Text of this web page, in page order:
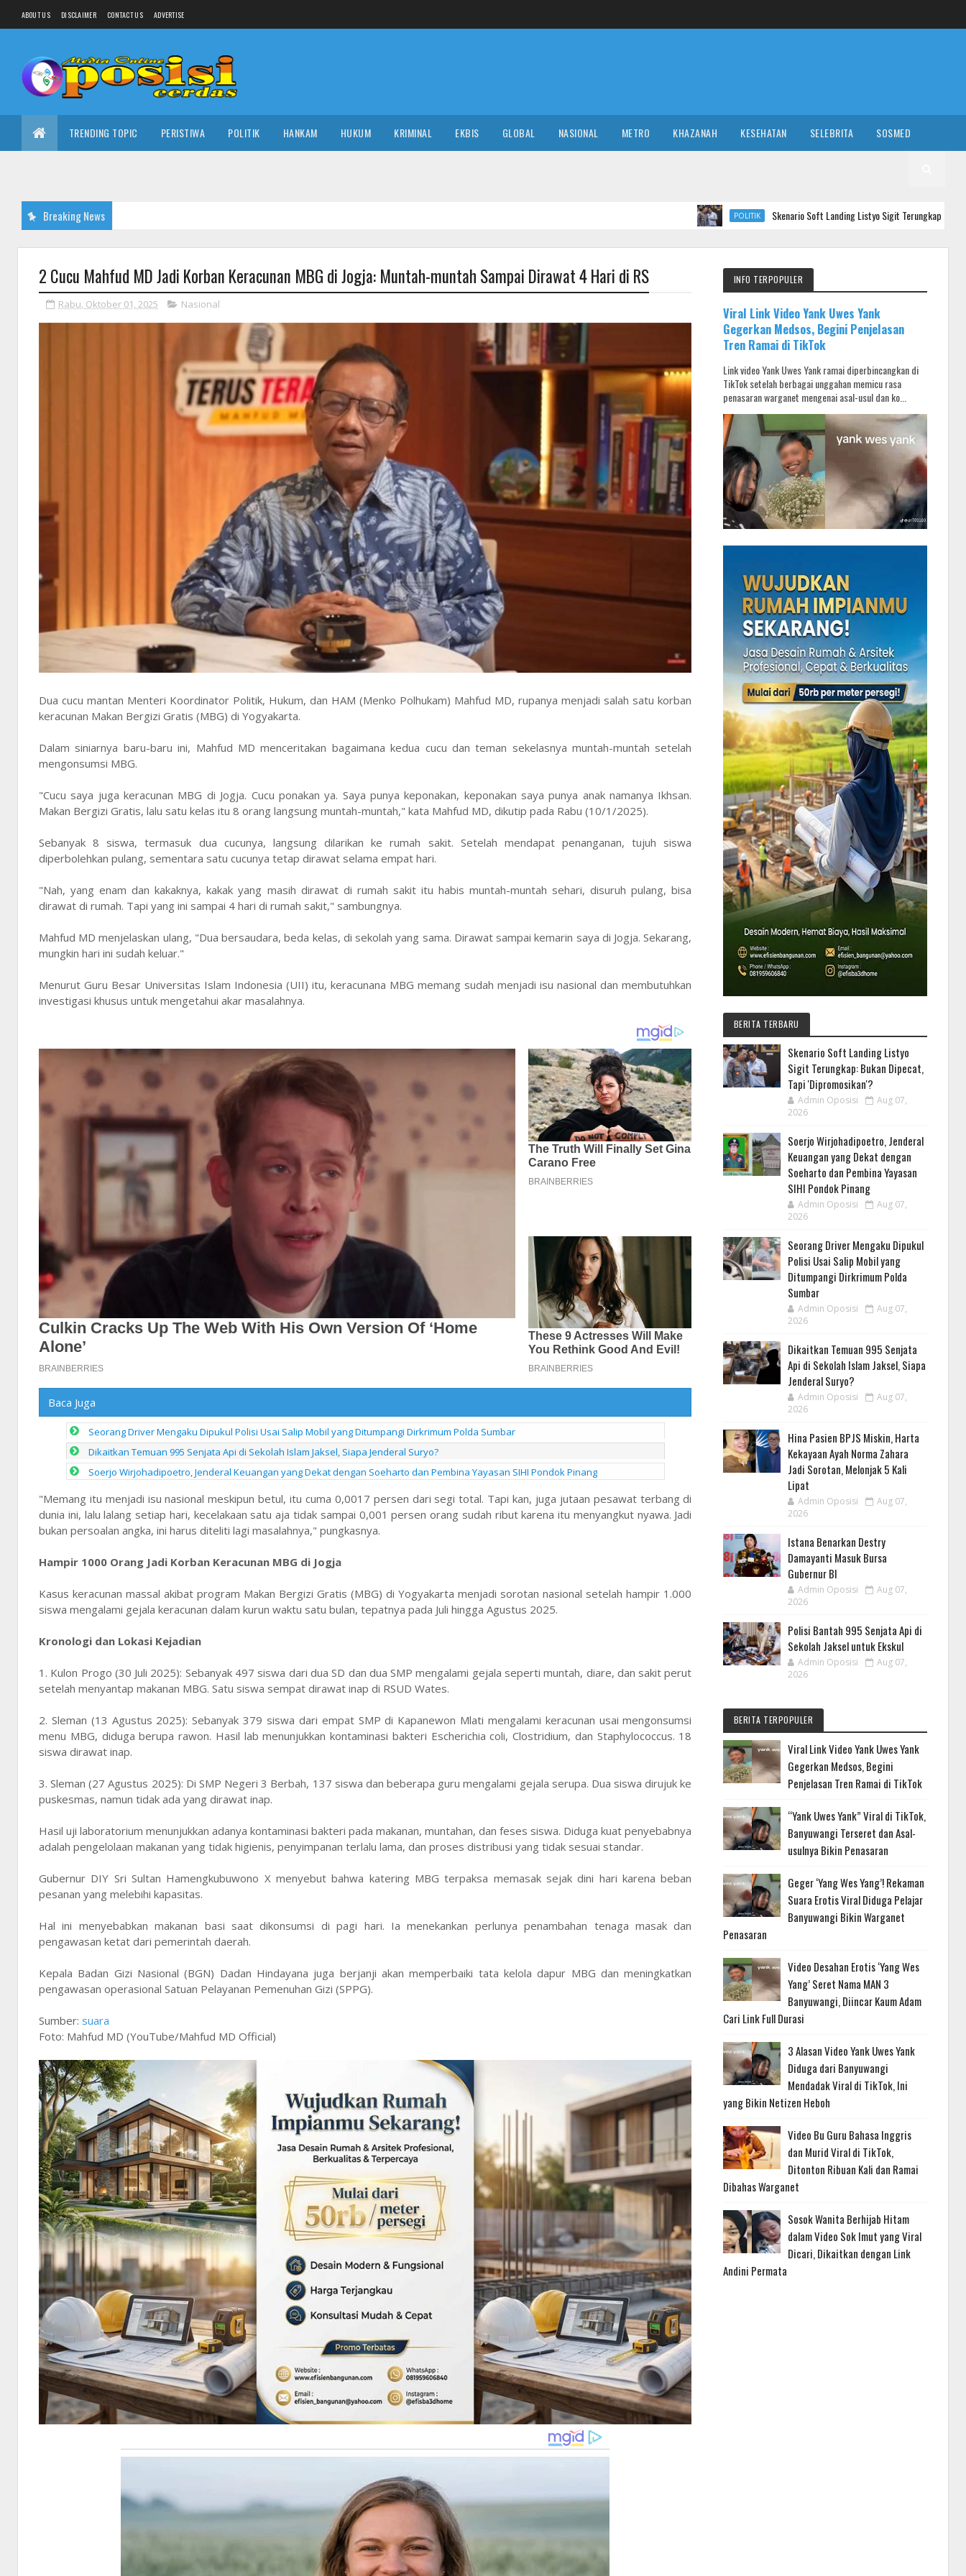
ABOUT US DISCLAIMER CONTACT US ADVERTISE
TRENDING TOPIC PERISTIWA POLITIK HANKAM HUKUM KRIMINAL EKBIS GLOBAL NASIONAL METRO KHAZANAH KESEHATAN SELEBRITA SOSMED
Breaking News POLITIK Skenario Soft Landing Listyo Sigit Terungkap: Bukan Dipecat,
2 Cucu Mahfud MD Jadi Korban Keracunan MBG di Jogja: Muntah-muntah Sampai Dirawat 4 Hari di RS
Rabu, Oktober 01, 2025 Nasional
Dua cucu mantan Menteri Koordinator Politik, Hukum, dan HAM (Menko Polhukam) Mahfud MD, rupanya menjadi salah satu korban
keracunan Makan Bergizi Gratis (MBG) di Yogyakarta.
Dalam siniarnya baru-baru ini, Mahfud MD menceritakan bagaimana kedua cucu dan teman sekelasnya muntah-muntah setelah
mengonsumsi MBG.
"Cucu saya juga keracunan MBG di Jogja. Cucu ponakan ya. Saya punya keponakan, keponakan saya punya anak namanya Ikhsan.
Makan Bergizi Gratis, lalu satu kelas itu 8 orang langsung muntah-muntah," kata Mahfud MD, dikutip pada Rabu (10/1/2025).
Sebanyak 8 siswa, termasuk dua cucunya, langsung dilarikan ke rumah sakit. Setelah mendapat penanganan, tujuh siswa
diperbolehkan pulang, sementara satu cucunya tetap dirawat selama empat hari.
"Nah, yang enam dan kakaknya, kakak yang masih dirawat di rumah sakit itu habis muntah-muntah sehari, disuruh pulang, bisa
dirawat di rumah. Tapi yang ini sampai 4 hari di rumah sakit," sambungnya.
Mahfud MD menjelaskan ulang, "Dua bersaudara, beda kelas, di sekolah yang sama. Dirawat sampai kemarin saya di Jogja. Sekarang,
mungkin hari ini sudah keluar."
Menurut Guru Besar Universitas Islam Indonesia (UII) itu, keracunana MBG memang sudah menjadi isu nasional dan membutuhkan
investigasi khusus untuk mengetahui akar masalahnya.
Baca Juga
Seorang Driver Mengaku Dipukul Polisi Usai Salip Mobil yang Ditumpangi Dirkrimum Polda Sumbar
Dikaitkan Temuan 995 Senjata Api di Sekolah Islam Jaksel, Siapa Jenderal Suryo?
Soerjo Wirjohadipoetro, Jenderal Keuangan yang Dekat dengan Soeharto dan Pembina Yayasan SIHI Pondok Pinang
"Memang itu menjadi isu nasional meskipun betul, itu cuma 0,0017 persen dari segi total. Tapi kan, juga jutaan pesawat terbang di
dunia ini, lalu lalang setiap hari, kecelakaan satu aja tidak sampai 0,001 persen orang sudah ribut karena itu menyangkut nyawa. Jadi
bukan persoalan angka, ini harus diteliti lagi masalahnya," pungkasnya.
Hampir 1000 Orang Jadi Korban Keracunan MBG di Jogja
Kasus keracunan massal akibat program Makan Bergizi Gratis (MBG) di Yogyakarta menjadi sorotan nasional setelah hampir 1.000
siswa mengalami gejala keracunan dalam kurun waktu satu bulan, tepatnya pada Juli hingga Agustus 2025.
Kronologi dan Lokasi Kejadian
1. Kulon Progo (30 Juli 2025): Sebanyak 497 siswa dari dua SD dan dua SMP mengalami gejala seperti muntah, diare, dan sakit perut
setelah menyantap makanan MBG. Satu siswa sempat dirawat inap di RSUD Wates.
2. Sleman (13 Agustus 2025): Sebanyak 379 siswa dari empat SMP di Kapanewon Mlati mengalami keracunan usai mengonsumsi
menu MBG, diduga berupa rawon. Hasil lab menunjukkan kontaminasi bakteri Escherichia coli, Clostridium, dan Staphylococcus. 18
siswa dirawat inap.
3. Sleman (27 Agustus 2025): Di SMP Negeri 3 Berbah, 137 siswa dan beberapa guru mengalami gejala serupa. Dua siswa dirujuk ke
puskesmas, namun tidak ada yang dirawat inap.
Hasil uji laboratorium menunjukkan adanya kontaminasi bakteri pada makanan, muntahan, dan feses siswa. Diduga kuat penyebabnya
adalah pengelolaan makanan yang tidak higienis, penyimpanan terlalu lama, dan proses distribusi yang tidak sesuai standar.
Gubernur DIY Sri Sultan Hamengkubuwono X menyebut bahwa katering MBG terpaksa memasak sejak dini hari karena beban
pesanan yang melebihi kapasitas.
Hal ini menyebabkan makanan basi saat dikonsumsi di pagi hari. Ia menekankan perlunya penambahan tenaga masak dan
pengawasan ketat dari pemerintah daerah.
Kepala Badan Gizi Nasional (BGN) Dadan Hindayana juga berjanji akan memperbaiki tata kelola dapur MBG dan meningkatkan
pengawasan operasional Satuan Pelayanan Pemenuhan Gizi (SPPG).
Sumber: suara
Foto: Mahfud MD (YouTube/Mahfud MD Official)
INFO TERPOPULER
Viral Link Video Yank Uwes Yank
Gegerkan Medsos, Begini Penjelasan
Tren Ramai di TikTok
Link video Yank Uwes Yank ramai diperbincangkan di
TikTok setelah berbagai unggahan memicu rasa
penasaran warganet mengenai asal-usul dan ko...
BERITA TERBARU
Skenario Soft Landing Listyo
Sigit Terungkap: Bukan Dipecat,
Tapi 'Dipromosikan'?
Admin Oposisi
Aug 07,
2026
Soerjo Wirjohadipoetro, Jenderal
Keuangan yang Dekat dengan
Soeharto dan Pembina Yayasan
SIHI Pondok Pinang
Admin Oposisi
Aug 07,
2026
Seorang Driver Mengaku Dipukul
Polisi Usai Salip Mobil yang
Ditumpangi Dirkrimum Polda
Sumbar
Admin Oposisi
Aug 07,
2026
Dikaitkan Temuan 995 Senjata
Api di Sekolah Islam Jaksel, Siapa
Jenderal Suryo?
Admin Oposisi
Aug 07,
2026
Hina Pasien BPJS Miskin, Harta
Kekayaan Ayah Norma Zahara
Jadi Sorotan, Melonjak 5 Kali
Lipat
Admin Oposisi
Aug 07,
2026
Istana Benarkan Destry
Damayanti Masuk Bursa
Gubernur BI
Admin Oposisi
Aug 07,
2026
Polisi Bantah 995 Senjata Api di
Sekolah Jaksel untuk Ekskul
Admin Oposisi
Aug 07,
2026
BERITA TERPOPULER
Viral Link Video Yank Uwes Yank
Gegerkan Medsos, Begini
Penjelasan Tren Ramai di TikTok
“Yank Uwes Yank” Viral di TikTok,
Banyuwangi Terseret dan Asal-
usulnya Bikin Penasaran
Geger ‘Yang Wes Yang’! Rekaman
Suara Erotis Viral Diduga Pelajar
Banyuwangi Bikin Warganet
Penasaran
Video Desahan Erotis ‘Yang Wes
Yang’ Seret Nama MAN 3
Banyuwangi, Diincar Kaum Adam
Cari Link Full Durasi
3 Alasan Video Yank Uwes Yank
Diduga dari Banyuwangi
Mendadak Viral di TikTok, Ini
yang Bikin Netizen Heboh
Video Bu Guru Bahasa Inggris
dan Murid Viral di TikTok,
Ditonton Ribuan Kali dan Ramai
Dibahas Warganet
Sosok Wanita Berhijab Hitam
dalam Video Sok Imut yang Viral
Dicari, Dikaitkan dengan Link
Andini Permata